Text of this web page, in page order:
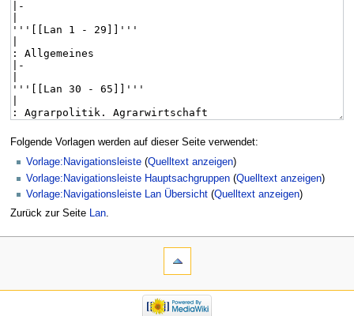
Folgende Vorlagen werden auf dieser Seite verwendet:
Vorlage:Navigationsleiste (Quelltext anzeigen)
Vorlage:Navigationsleiste Hauptsachgruppen (Quelltext anzeigen)
Vorlage:Navigationsleiste Lan Übersicht (Quelltext anzeigen)
Zurück zur Seite Lan.